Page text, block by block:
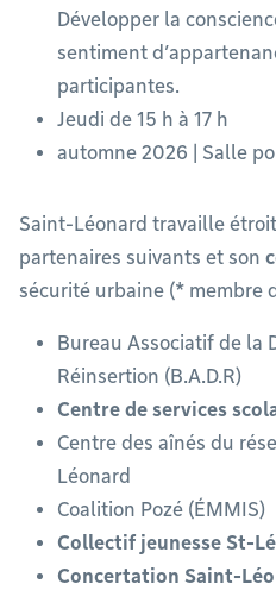
Développer la
sentiment
participantes.
Jeudi de 15 h à 17 h
automne 2026 | Salle
Saint-Léonard travaille
partenaires suivants et son
sécurité urbaine (* membre
Bureau Associatif de la
Réinsertion (B.A.D.R)
Centre de services
Centre des aînés du
Léonard
Coalition Pozé (ÉMMIS)
Collectif jeunesse St-
Concertation Saint-